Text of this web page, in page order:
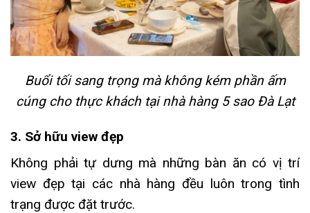
Buổi tối sang trọng mà không kém phần ấm
cúng cho thực khách tại nhà hàng 5 sao Đà Lạt
3. Sở hữu view đẹp
Không phải tự dưng mà những bàn ăn có vị trí
view đẹp tại các nhà hàng đều luôn trong tình
trạng được đặt trước.